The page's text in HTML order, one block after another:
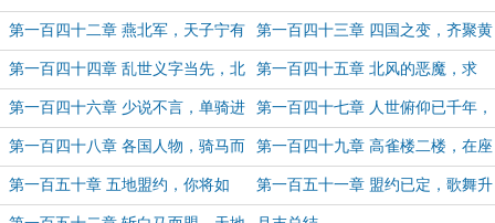
何人如此! 压三州六府
第一百四十二章 燕北军，天子宁有
种乎?
第一百四十三章 四国之变，齐聚黄
河!
第一百四十四章 乱世义字当先，北
方使臣
第一百四十五章 北风的恶魔，求
和?
第一百四十六章 少说不言，单骑进
越州
第一百四十七章 人世俯仰已千年，
名扬天下之心!
第一百四十八章 各国人物，骑马而
来!
第一百四十九章 高雀楼二楼，在座
皆风流!
第一百五十章 五地盟约，你将如 第一百五十一章 盟约已定，歌舞升